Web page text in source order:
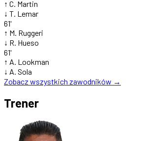
↑ C. Martin
↓ T. Lemar
61'
↑ M. Ruggeri
↓ R. Hueso
61'
↑ A. Lookman
↓ A. Sola
Zobacz wszystkich zawodników →
Trener